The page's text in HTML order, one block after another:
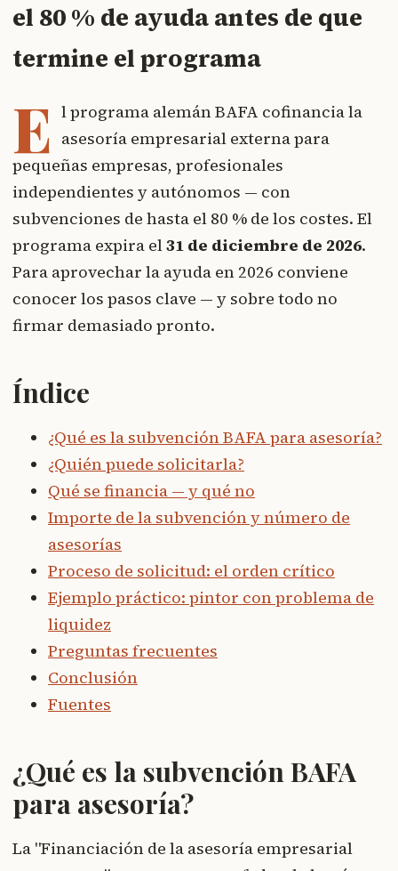
el 80 % de ayuda antes de que
termine el programa
E l programa alemán BAFA cofinancia la
asesoría empresarial externa para
pequeñas empresas, profesionales
independientes y autónomos — con
subvenciones de hasta el 80 % de los costes. El
programa expira el31 de diciembre de 2026.
Para aprovechar la ayuda en 2026 conviene
conocer los pasos clave — y sobre todo no
firmar demasiado pronto.
Índice
¿Qué es la subvención BAFA para asesoría?
¿Quién puede solicitarla?
Qué se financia — y qué no
Importe de la subvención y número de
asesorías
Proceso de solicitud: el orden crítico
Ejemplo práctico: pintor con problema de
liquidez
Preguntas frecuentes
Conclusión
Fuentes
¿Qué es la subvención BAFA
para asesoría?
La "Financiación de la asesoría empresarial